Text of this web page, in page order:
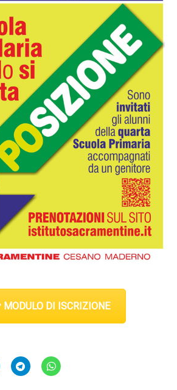
MODULO DI ISCRIZIONE